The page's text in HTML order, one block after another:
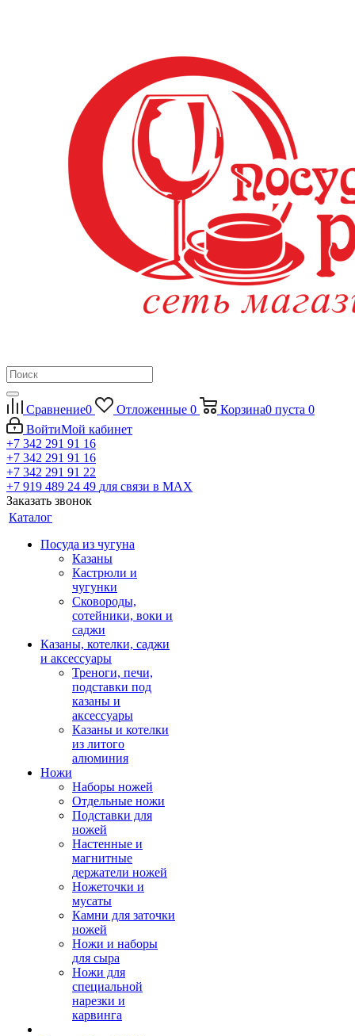
Сравнение0 Отложенные 0 Корзина0 пуста 0
ВойтиМой кабинет
+7 342 291 91 16
+7 342 291 91 16
+7 342 291 91 22
+7 919 489 24 49 для связи в МАХ
Заказать звонок
Каталог
Посуда из чугуна
Казаны
Кастрюли и
чугунки
Сковороды,
сотейники, воки и
саджи
Казаны, котелки, саджи
и аксессуары
Треноги, печи,
подставки под
казаны и
аксессуары
Казаны и котелки
из литого
алюминия
Ножи
Наборы ножей
Отдельные ножи
Подставки для
ножей
Настенные и
магнитные
держатели ножей
Ножеточки и
мусаты
Камни для заточки
ножей
Ножи и наборы
для сыра
Ножи для
специальной
нарезки и
карвинга